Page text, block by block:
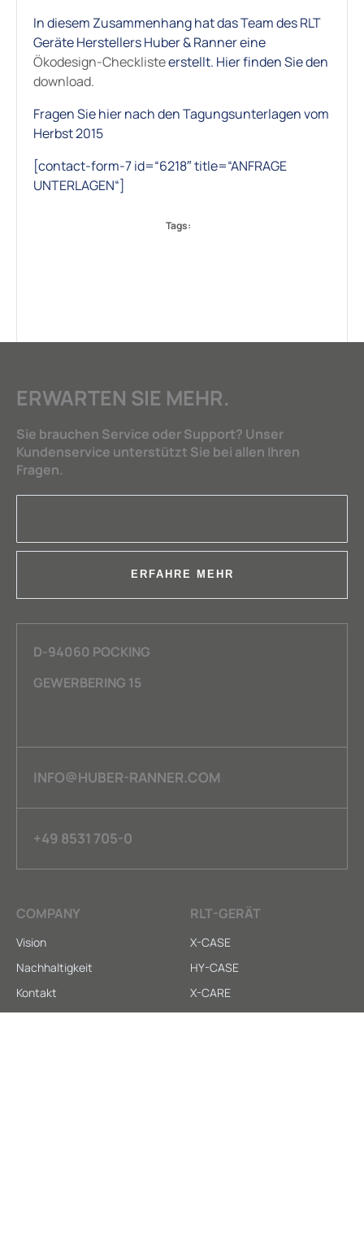
In diesem Zusammenhang hat das Team des RLT
Geräte Herstellers Huber & Ranner eine
Ökodesign-Checklisteerstellt. Hier finden Sie den
download.
Fragen Sie hier nach den Tagungsunterlagen vom
Herbst 2015
[contact-form-7 id=“6218″ title=“ANFRAGE
UNTERLAGEN“]
Tags:
ERWARTEN SIE MEHR.
Sie brauchen Service oder Support? Unser
Kundenservice unterstützt Sie bei allen Ihren
Fragen.
ERFAHRE MEHR
D-94060 POCKING
GEWERBERING 15
INFO@HUBER-RANNER.COM
+49 8531 705-0
COMPANY
Vision
Nachhaltigkeit
Kontakt
RLT-GERÄT
X-CASE
HY-CASE
X-CARE